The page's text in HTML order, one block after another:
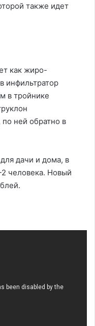
также идет
как жиро-
инфильтратор
в тройнике
ней обратно в
дачи и дома, в
человека. Новый